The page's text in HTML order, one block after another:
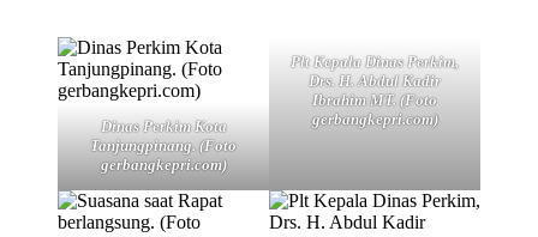
Dinas Perkim Kota
Tanjungpinang. (Foto
gerbangkepri.com)
Plt Kepala Dinas Perkim,
Drs. H. Abdul Kadir
Ibrahim MT. (Foto
gerbangkepri.com)